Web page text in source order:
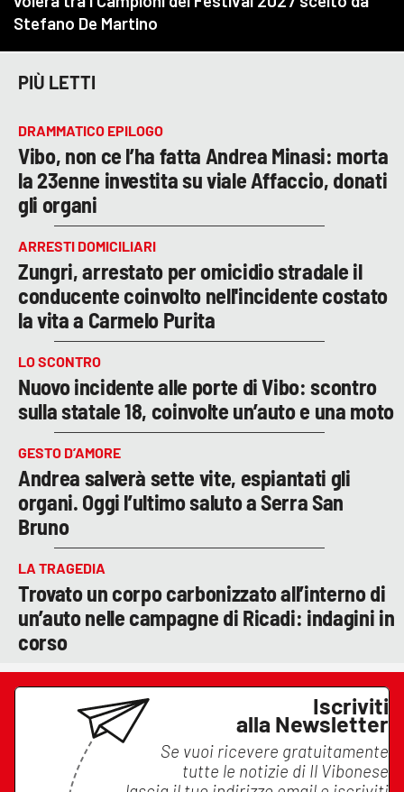
PIÙ LETTI
DRAMMATICO EPILOGO
Vibo, non ce l’ha fatta Andrea Minasi: morta
la 23enne investita su viale Affaccio, donati
gli organi
ARRESTI DOMICILIARI
Zungri, arrestato per omicidio stradale il
conducente coinvolto nell'incidente costato
la vita a Carmelo Purita
LO SCONTRO
Nuovo incidente alle porte di Vibo: scontro
sulla statale 18, coinvolte un’auto e una moto
GESTO D’AMORE
Andrea salverà sette vite, espiantati gli
organi. Oggi l’ultimo saluto a Serra San
Bruno
LA TRAGEDIA
Trovato un corpo carbonizzato all’interno di
un’auto nelle campagne di Ricadi: indagini in
corso
Iscriviti
alla Newsletter
Se vuoi ricevere gratuitamente
tutte le notizie di Il Vibonese